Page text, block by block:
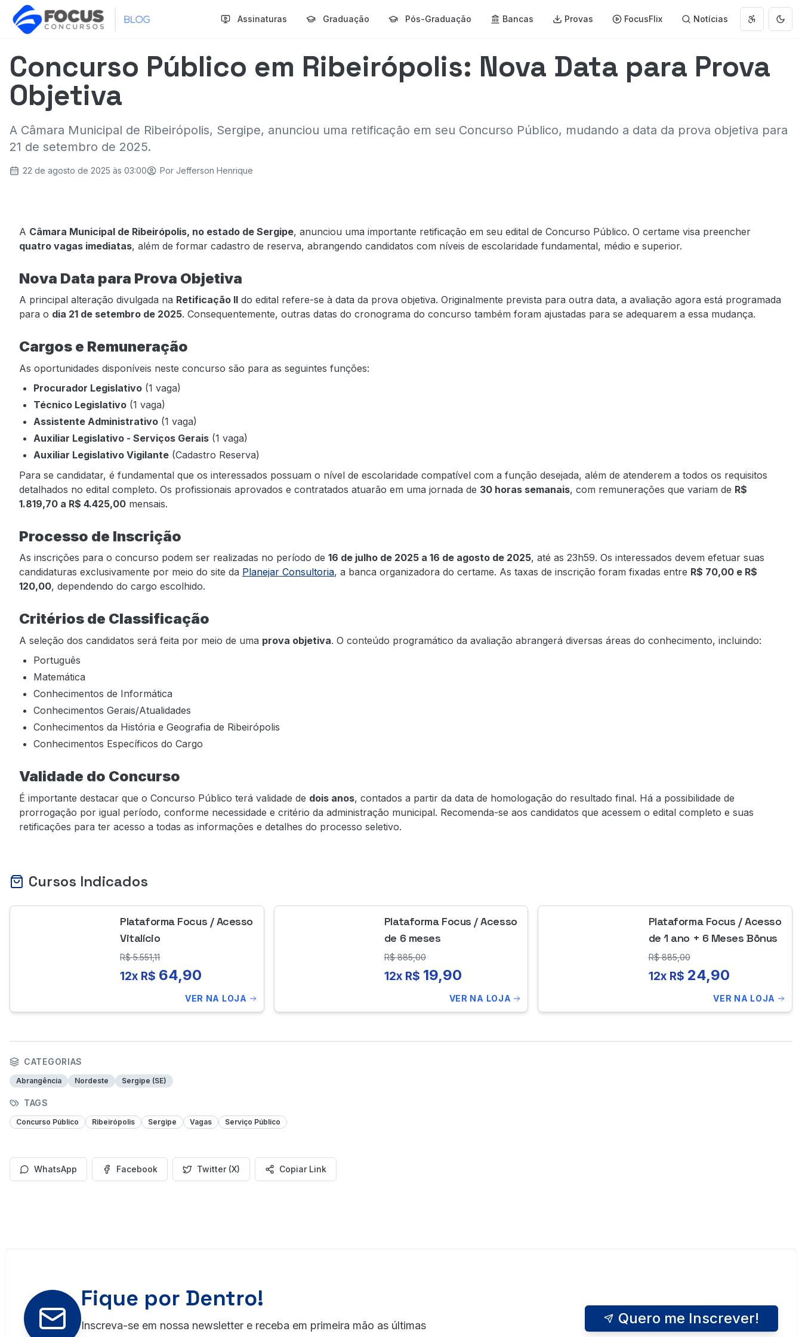
Assinaturas Graduação Pós-Graduação Bancas Provas FocusFlix Notícias Abrir menu
Concurso Público em Ribeirópolis: Nova Data para Prova
Objetiva
A Câmara Municipal de Ribeirópolis, Sergipe, anunciou uma retificação em seu Concurso Público, mudando a data da prova objetiva para
21 de setembro de 2025.
22 de agosto de 2025 às 03:00 Por Jefferson Henrique
A Câmara Municipal de Ribeirópolis, no estado de Sergipe, anunciou uma importante retificação em seu edital de Concurso Público. O certame visa preencher
quatro vagas imediatas, além de formar cadastro de reserva, abrangendo candidatos com níveis de escolaridade fundamental, médio e superior.
Nova Data para Prova Objetiva
A principal alteração divulgada na Retificação II do edital refere-se à data da prova objetiva. Originalmente prevista para outra data, a avaliação agora está programada
para o dia 21 de setembro de 2025. Consequentemente, outras datas do cronograma do concurso também foram ajustadas para se adequarem a essa mudança.
Cargos e Remuneração
As oportunidades disponíveis neste concurso são para as seguintes funções:
Procurador Legislativo (1 vaga)
Técnico Legislativo (1 vaga)
Assistente Administrativo (1 vaga)
Auxiliar Legislativo - Serviços Gerais (1 vaga)
Auxiliar Legislativo Vigilante (Cadastro Reserva)
Para se candidatar, é fundamental que os interessados possuam o nível de escolaridade compatível com a função desejada, além de atenderem a todos os requisitos
detalhados no edital completo. Os profissionais aprovados e contratados atuarão em uma jornada de 30 horas semanais, com remunerações que variam de R$
1.819,70 a R$ 4.425,00 mensais.
Processo de Inscrição
As inscrições para o concurso podem ser realizadas no período de 16 de julho de 2025 a 16 de agosto de 2025, até as 23h59. Os interessados devem efetuar suas
candidaturas exclusivamente por meio do site da Planejar Consultoria, a banca organizadora do certame. As taxas de inscrição foram fixadas entre R$ 70,00 e R$
120,00, dependendo do cargo escolhido.
Critérios de Classificação
A seleção dos candidatos será feita por meio de uma prova objetiva. O conteúdo programático da avaliação abrangerá diversas áreas do conhecimento, incluindo:
Português
Matemática
Conhecimentos de Informática
Conhecimentos Gerais/Atualidades
Conhecimentos da História e Geografia de Ribeirópolis
Conhecimentos Específicos do Cargo
Validade do Concurso
É importante destacar que o Concurso Público terá validade de dois anos, contados a partir da data de homologação do resultado final. Há a possibilidade de
prorrogação por igual período, conforme necessidade e critério da administração municipal. Recomenda-se aos candidatos que acessem o edital completo e suas
retificações para ter acesso a todas as informações e detalhes do processo seletivo.
Cursos Indicados
Plataforma Focus / Acesso
Vitalício
R$5.551,11
12x R$ 64,90
VER NA LOJA
Plataforma Focus / Acesso
de 6 meses
R$885,00
12x R$ 19,90
VER NA LOJA
Plataforma Focus / Acesso
de 1 ano + 6 Meses Bônus
R$885,00
12x R$ 24,90
VER NA LOJA
CATEGORIAS
Abrangência Nordeste Sergipe (SE)
TAGS
Concurso Público Ribeirópolis Sergipe Vagas Serviço Público
WhatsApp Facebook Twitter (X) Copiar Link
Fique por Dentro!
Inscreva-se em nossa newsletter e receba em primeira mão as últimas
Quero me Inscrever!